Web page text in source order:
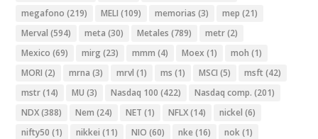
megafono (219) MELI (109) memorias (3) mep (21)
Merval (594) meta (30) Metales (789) metr(2)
Mexico (69) mirg (23) mmm (4) Moex (1) moh (1)
MORI (2) mrna (3) mrvl (1) ms (1) MSCI (5) msft (42)
mstr(14) MU (3) Nasdaq 100 (422) Nasdaq comp. (201)
NDX(388) Nem (24) NET (1) NFLX(14) nickel (6)
nifty50 (1) nikkei (11) NIO (60) nke (16) nok(1)